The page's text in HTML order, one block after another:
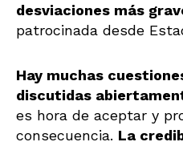
desviaciones más
patrocinada desde
Hay muchas
discutidas
es hora de aceptar y
consecuencia. La